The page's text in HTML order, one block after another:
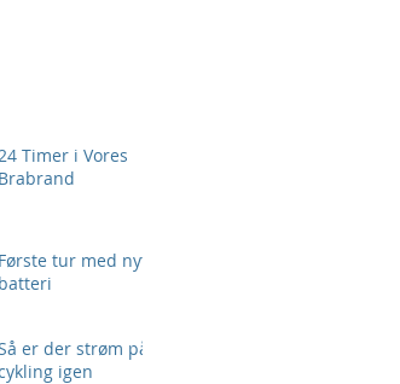
24 Timer i Vores
Brabrand
Første tur med nyt
batteri
er der strøm på
igen